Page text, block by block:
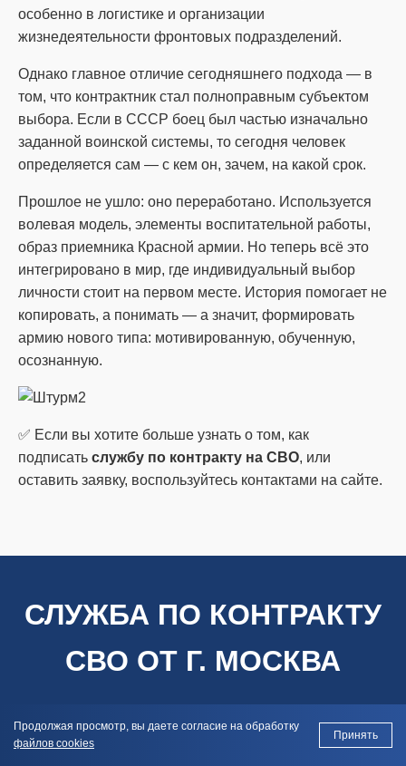
особенно в логистике и организации
жизнедеятельности фронтовых подразделений.
Однако главное отличие сегодняшнего подхода — в
том, что контрактник стал полноправным субъектом
выбора. Если в СССР боец был частью изначально
заданной воинской системы, то сегодня человек
определяется сам — с кем он, зачем, на какой срок.
Прошлое не ушло: оно переработано. Используется
волевая модель, элементы воспитательной работы,
образ приемника Красной армии. Но теперь всё это
интегрировано в мир, где индивидуальный выбор
личности стоит на первом месте. История помогает не
копировать, а понимать — а значит, формировать
армию нового типа: мотивированную, обученную,
осознанную.
✅ Если вы хотите больше узнать о том, как
подписать службу по контракту на СВО, или
оставить заявку, воспользуйтесь контактами на сайте.
СЛУЖБА ПО КОНТРАКТУ
СВО ОТ Г. МОСКВА
О службеПреимуществаТребованияВыплатыЛьготы
Вопросы и ответы
Статьи
Продолжая просмотр, вы даете согласие на обработку
файлов cookies
Принять